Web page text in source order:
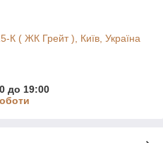
К ( ЖК Грейт ), Київ, Україна
до 19:00